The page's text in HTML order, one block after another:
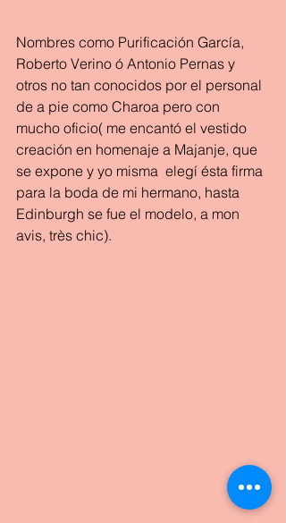
Nombres como Purificación García,
Roberto Verino ó Antonio Pernas y
otros no tan conocidos por el personal
de a pie como Charoa pero con
mucho oficio( me encantó el vestido
creación en homenaje a Majanje, que
se expone y yo misma  elegí ésta firma
para la boda de mi hermano, hasta
Edinburgh se fue el modelo, a mon
avis, très chic).